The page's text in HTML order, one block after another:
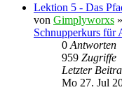
Lektion 5 - Das
von Gimplyworxs »
Schnupperkurs für
0 Antworten
959 Zugriffe
Letzter
Mo 27. Jul